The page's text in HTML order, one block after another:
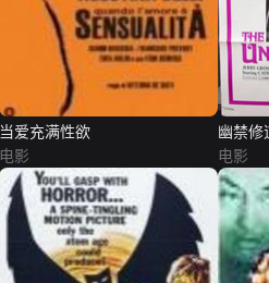
当爱充满性欲
电影
幽禁修
电影